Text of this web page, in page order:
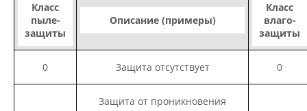
Класс
пыле-
защиты
Описание (примеры)
Класс
влаго-
защиты
0 Защита отсутствует 0
Защита от проникновения